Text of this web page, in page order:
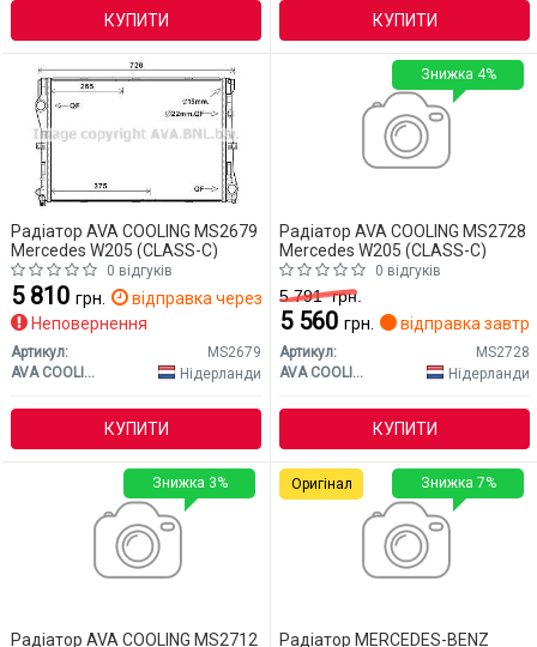
КУПИТИ КУПИТИ
Радіатор AVA COOLING MS2679
Mercedes W205 (CLASS-C)
0 відгуків
5 810 грн.
відправка через 2 дн.
Неповернення
Артикул:
MS2679
AVA COOLING
Нідерланди
КУПИТИ
Радіатор AVA COOLING MS2728
Mercedes W205 (CLASS-C)
0 відгуків
5 791грн.
5 560 грн. відправка
Артикул:
MS2728
AVA COOLING
Нідерланди
КУПИТИ
Знижка 4%
Радіатор AVA COOLING MS2712
Знижка 3%
Радіатор MERCEDES-BENZ
Знижка 7%
Оригінал